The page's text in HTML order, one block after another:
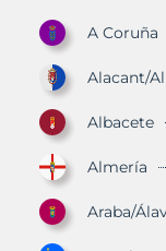
A Coruña
Alacant/
Albacete
Almería
Araba/